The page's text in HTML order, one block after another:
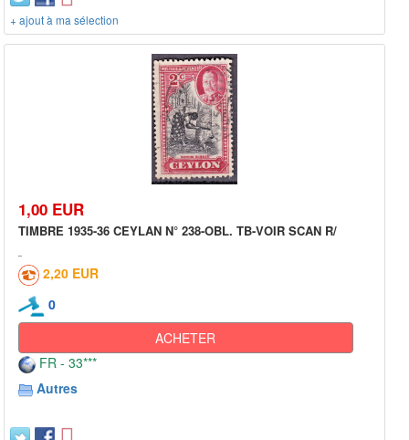
+ ajout à ma sélection
1,00 EUR
TIMBRE 1935-36 CEYLAN N° 238-OBL. TB-VOIR SCAN R/
2,20 EUR
0
ACHETER
FR - 33***
Autres